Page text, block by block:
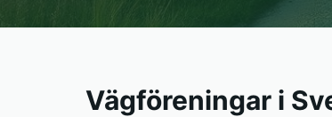
Vägföreningar i